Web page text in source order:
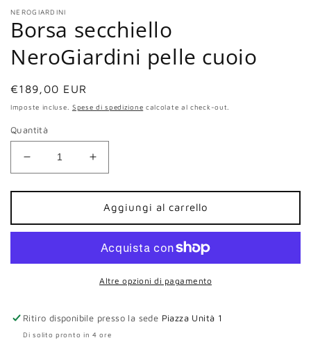
finestra
modale
NEROGIARDINI
Borsa secchiello
NeroGiardini pelle cuoio
Prezzo
di
€189,00 EUR
Imposte incluse. Spese di spedizione calcolate al check-out.
Quantità
Diminuisci
quantità
per
secchiello
NeroGiardini
cuoio
Aumenta
quantità
per
Borsa
secchiello
NeroGiardini
pelle
cuoio
Aggiungi al carrello
Altre opzioni di pagamento
Ritiro disponibile presso la sede Piazza Unità 1
Di solito pronto in 4 ore